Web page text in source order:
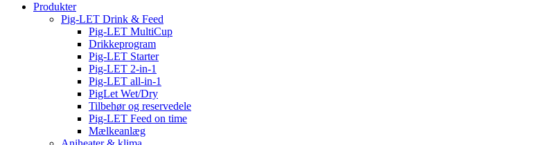
Produkter
Pig-LET Drink & Feed
Pig-LET MultiCup
Drikkeprogram
Pig-LET Starter
Pig-LET 2-in-1
Pig-LET all-in-1
PigLet Wet/Dry
Tilbehør og reservedele
Pig-LET Feed on time
Mælkeanlæg